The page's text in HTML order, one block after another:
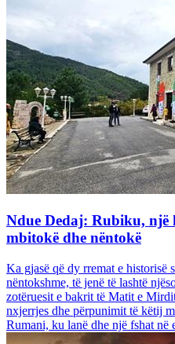
Ndue Dedaj: Rubiku, një
mbitokë dhe nëntokë
Ka gjasë që dy rremat e historisë
nëntokshme, të jenë të lashtë
zotëruesit e bakrit të Matit e
nxjerrjes dhe përpunimit të këtij
Rumani, ku lanë dhe një fshat në